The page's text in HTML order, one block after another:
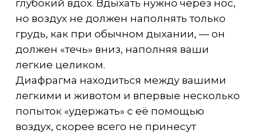
глубокий вдох. Вдыхать нужно через нос,
но воздух не должен наполнять только
грудь, как при обычном дыхании, — он
должен «течь» вниз, наполняя ваши
легкие целиком.
Диафрагма находиться между вашими
легкими и животом и впервые несколько
попыток «удержать» с её помощью
воздух, скорее всего не принесут